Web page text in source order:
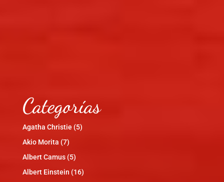
Categorías
Agatha Christie (5)
Akio Morita (7)
Albert Camus(5)
Albert Einstein (16)